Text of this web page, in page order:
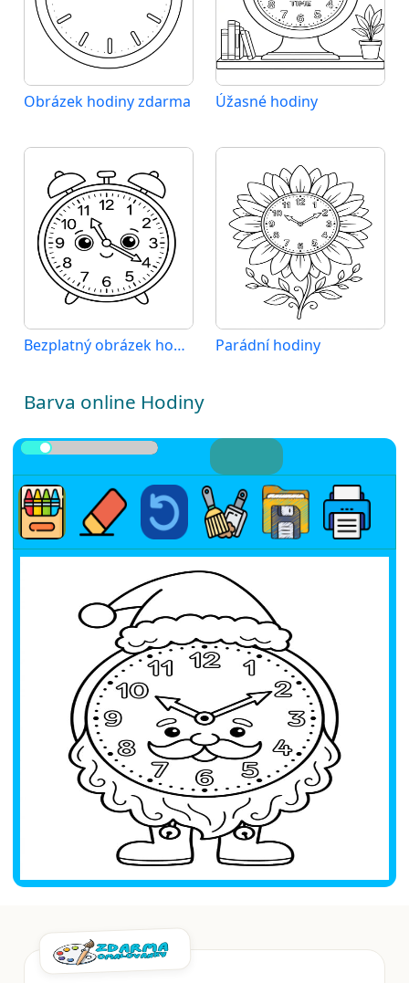
Obrázek hodiny zdarma Úžasné hodiny
Bezplatný obrázek hodiny Parádní hodiny
Barva online Hodiny